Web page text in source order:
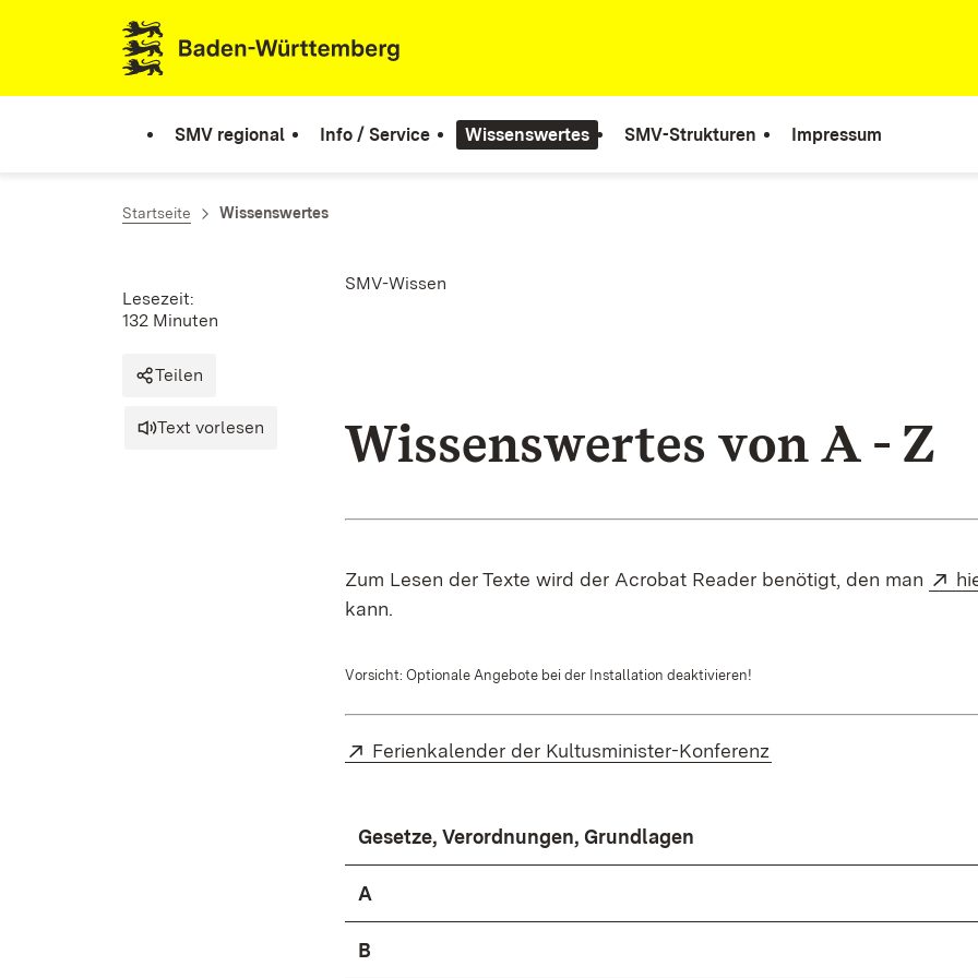
Zum Inhalt springen
Link zur Startseite
SMV regional Info / Service Wissenswertes SMV-Strukturen Impressum
Startseite Wissenswertes
SMV-Wissen
Lesezeit:
132 Minuten
Teilen
Text vorlesen Wissenswertes von A - Z
Zum Lesen der Texte wird der Acrobat Reader benötigt, den man
kann.
Vorsicht: Optionale Angebote bei der Installation deaktivieren!
Extern:
Ferienkalender der Kultusminister-Konferenz
Gesetze, Verordnungen, Grundlagen
A
B